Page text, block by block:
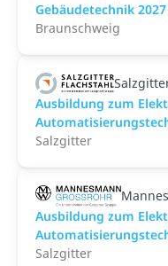
Gebäudetechnik 2027
Braunschweig
Ausbildung zum
Salzgitter
Ausbildung zum
Salzgitter